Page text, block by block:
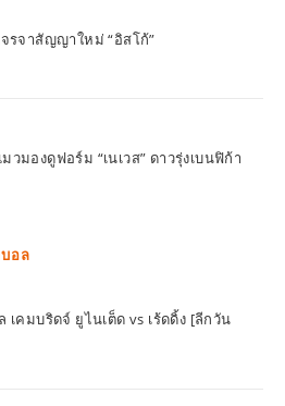
จรจาสัญญาใหม่ “อิสโก้”
วมองดูฟอร์ม “เนเวส” ดาวรุ่งเบนฟิก้า
อล
เคมบริดจ์ ยูไนเต็ด vs เร้ดดิ้ง [ลีกวัน